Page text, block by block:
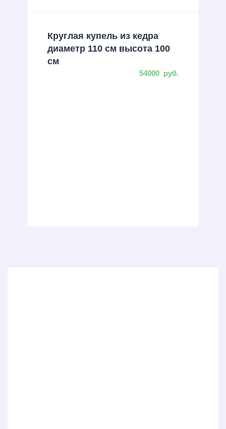
Круглая купель из кедра
диаметр 110 см высота 100
см
54000 руб.